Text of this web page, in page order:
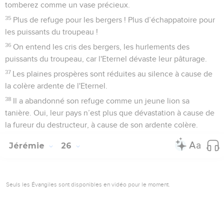
tomberez comme un vase précieux.
35 Plus de refuge pour les bergers ! Plus d’échappatoire pour
les puissants du troupeau !
36 On entend les cris des bergers, les hurlements des
puissants du troupeau, car l'Eternel dévaste leur pâturage.
37 Les plaines prospères sont réduites au silence à cause de
la colère ardente de l'Eternel.
38 Il a abandonné son refuge comme un jeune lion sa
tanière. Oui, leur pays n’est plus que dévastation à cause de
la fureur du destructeur, à cause de son ardente colère.
Jérémie 26
Seuls les Évangiles sont disponibles en vidéo pour le moment.